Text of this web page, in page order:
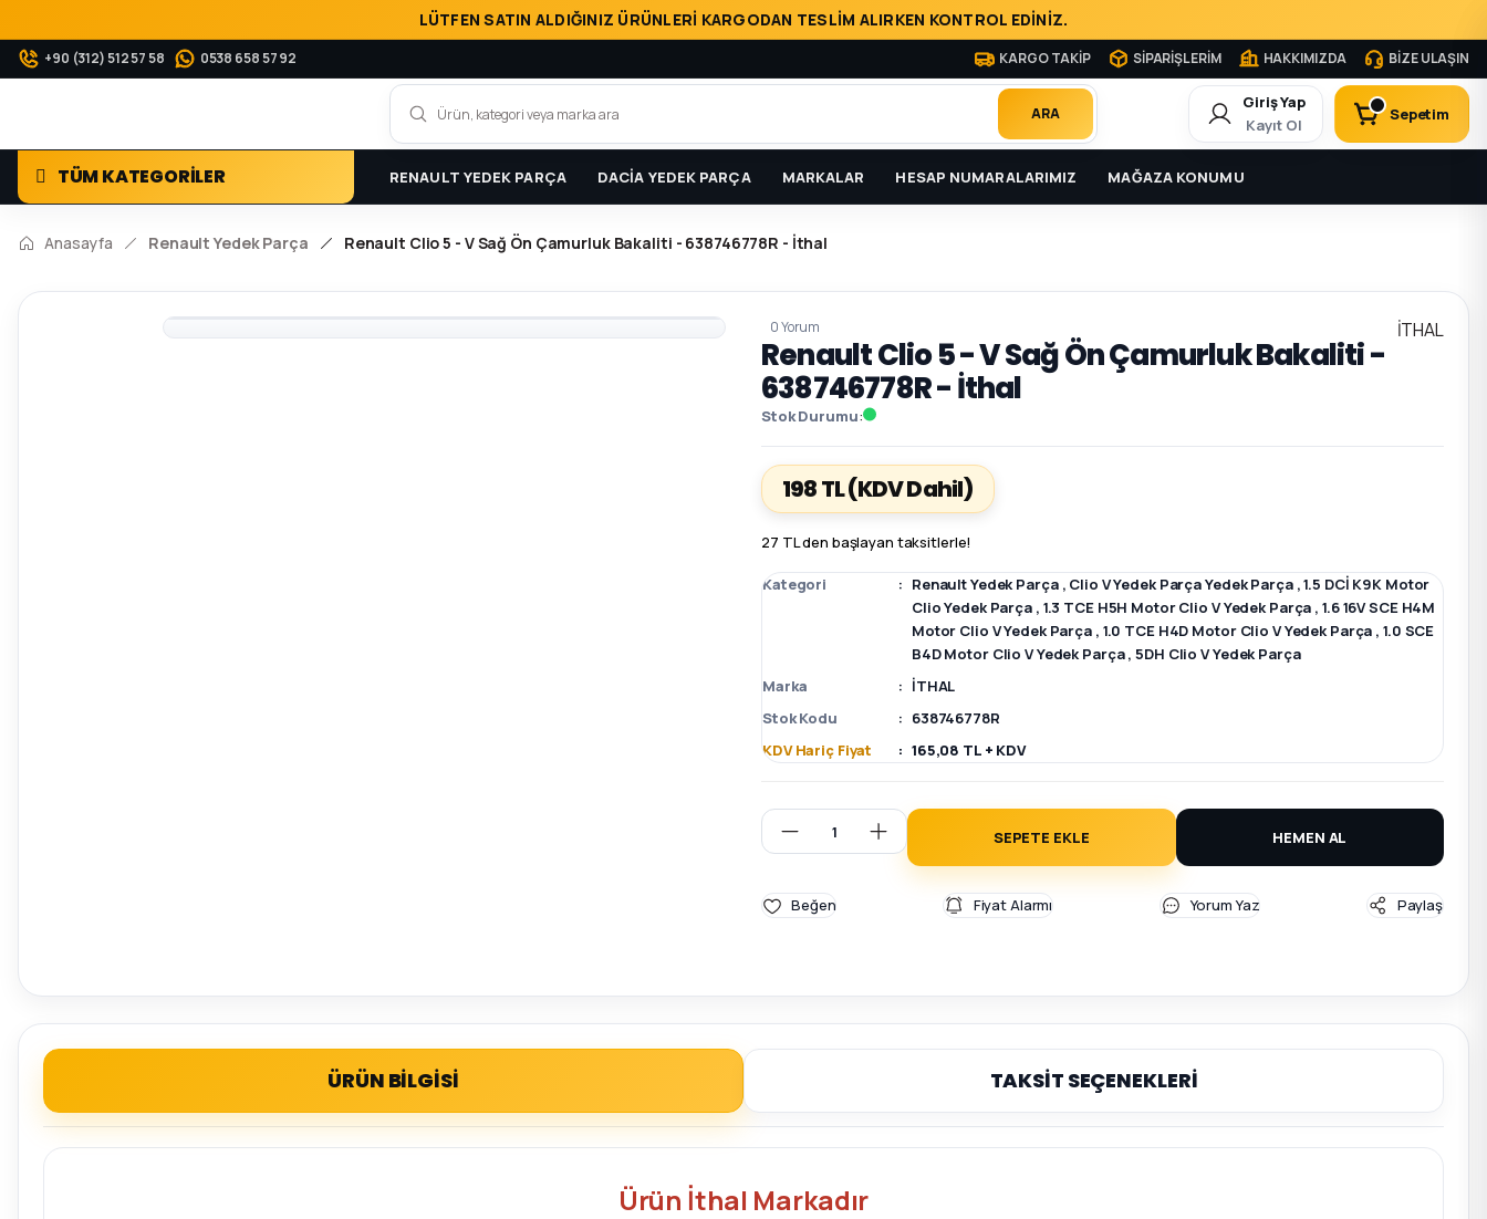
LÜTFEN SATIN ALDIĞINIZ ÜRÜNLERİ KARGODAN TESLİM ALIRKEN KONTROL EDİNİZ.
+90 (312) 512 57 58 0538 658 57 92 KARGO TAKİP SİPARİŞLERİM HAKKIMIZDA BİZE ULAŞIN
ARA
Giriş Yap
Kayıt Ol
Sepetim
TÜM KATEGORİLER RENAULT YEDEK PARÇA DACİA YEDEK PARÇA MARKALAR HESAP NUMARALARIMIZ MAĞAZA KONUMU
Anasayfa Renault Yedek Parça Renault Clio 5 - V Sağ Ön Çamurluk Bakaliti - 638746778R - İthal
0 Yorum
Renault Clio 5 - V Sağ Ön Çamurluk Bakaliti -
638746778R - İthal
Stok Durumu
İTHAL
198 TL(KDV Dahil)
27 TL den başlayan taksitlerle!
Kategori Renault Yedek Parça , Clio V Yedek Parça Yedek Parça ,1.5 DCİ K9K Motor
Clio Yedek Parça , 1.3 TCE H5H Motor Clio V Yedek Parça , 1.6 16V SCE H4M
Motor Clio V Yedek Parça , 1.0 TCE H4D Motor Clio V Yedek Parça ,1.0 SCE
B4D Motor Clio V Yedek Parça,5DH Clio V Yedek Parça
Marka
İTHAL
Stok Kodu
638746778R
KDV Hariç Fiyat
165,08 TL + KDV
SEPETE EKLE HEMEN AL
Fiyat Alarmı Yorum Yaz Paylaş
ÜRÜN BİLGİSİ TAKSİT SEÇENEKLERİ
Ürün İthal Markadır